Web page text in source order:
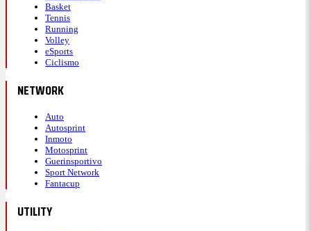
Basket
Tennis
Running
Volley
eSports
Ciclismo
NETWORK
Auto
Autosprint
Inmoto
Motosprint
Guerinsportivo
Sport Network
Fantacup
UTILITY